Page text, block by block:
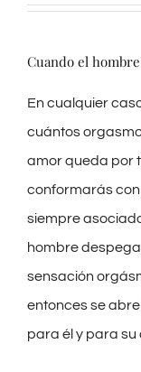
Cuando el
En cualquier
cuántos
amor queda por
conformarás con
siempre
hombre
sensación
entonces se
para él y para su